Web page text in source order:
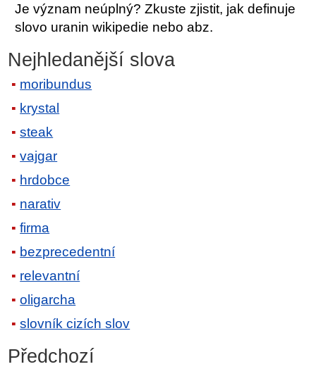
Je význam neúplný? Zkuste zjistit, jak definuje
slovo uranin wikipedie nebo abz.
Nejhledanější slova
moribundus
krystal
steak
vajgar
hrdobce
narativ
firma
bezprecedentní
relevantní
oligarcha
slovník cizích slov
Předchozí